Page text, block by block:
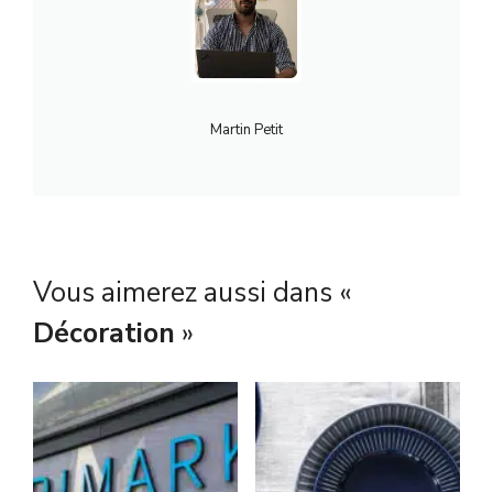
Martin Petit
Vous aimerez aussi dans «
Décoration »